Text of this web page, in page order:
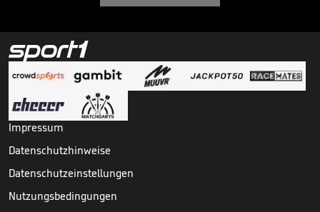
Impressum
Datenschutzhinweise
Datenschutzeinstellungen
Nutzungsbedingungen